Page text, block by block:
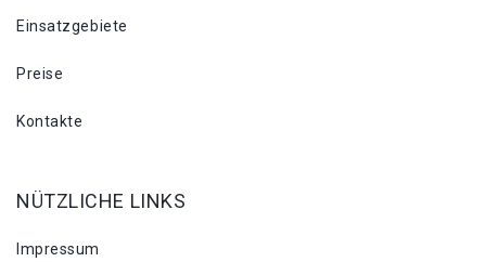
Einsatzgebiete
Preise
Kontakte
NÜTZLICHE LINKS
Impressum